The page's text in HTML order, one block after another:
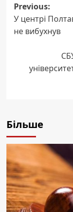
Post
Previous:
У центрі
не вибухнув
Більше